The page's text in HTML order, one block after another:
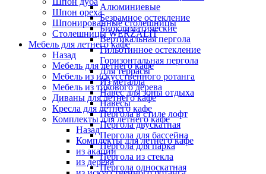
Алюминиевые
Безрамное остекление
Биоклиматические
Вертикальная пергола
Гильотинное остекление
Горизонтальная пергола
Для террасы
Из металла
Навес для зоны отдыха
Навесы
Пергола в стиле лофт
Пергола двускатная
Пергола для бассейна
Пергола для парка
Пергола из стекла
Пергола односкатная
Шпон ореха
Шпонированные столешницы
Столешницы WERZALIT
Мебель для летнего кафе
Назад
Мебель для летнего кафе
Мебель из искусственного ротанга
Мебель из тикового дерева
Диваны для летнего кафе
Кресла для летнего кафе
Комплекты для летнего кафе
Назад
Комплекты для летнего кафе
из акации
из дерева